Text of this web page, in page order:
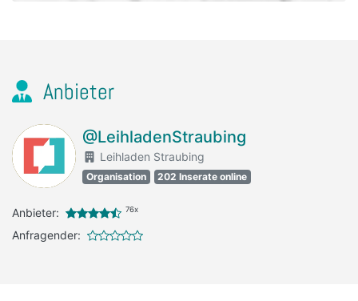
Anbieter
@LeihladenStraubing
Leihladen Straubing
Organisation 202 Inserate online
Anbieter: 76x
Anfragender: